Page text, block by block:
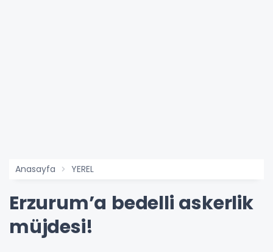
Anasayfa YEREL
Erzurum’a bedelli askerlik
müjdesi!